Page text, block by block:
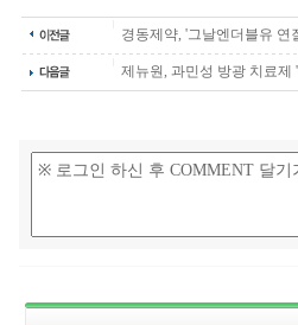
경동제약, '그날엔더블유 연
제뉴원, 과민성 방광 치료제